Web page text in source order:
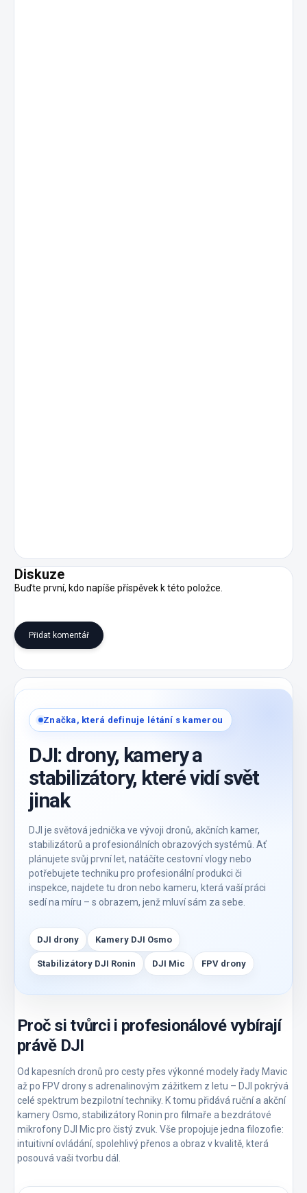
Diskuze
Buďte první, kdo napíše příspěvek k této položce.
Přidat komentář
Značka, která definuje létání s kamerou
DJI: drony, kamery a
stabilizátory, které vidí svět
jinak
DJI je světová jednička ve vývoji dronů, akčních kamer,
stabilizátorů a profesionálních obrazových systémů. Ať
plánujete svůj první let, natáčíte cestovní vlogy nebo
potřebujete techniku pro profesionální produkci či
inspekce, najdete tu dron nebo kameru, která vaší práci
sedí na míru – s obrazem, jenž mluví sám za sebe.
DJI drony Kamery DJI Osmo
Stabilizátory DJI Ronin DJI Mic FPV drony
Proč si tvůrci i profesionálové vybírají
právě DJI
Od kapesních dronů pro cesty přes výkonné modely řady Mavic
až po FPV drony s adrenalinovým zážitkem z letu – DJI pokrývá
celé spektrum bezpilotní techniky. K tomu přidává ruční a akční
kamery Osmo, stabilizátory Ronin pro filmaře a bezdrátové
mikrofony DJI Mic pro čistý zvuk. Vše propojuje jedna filozofie:
intuitivní ovládání, spolehlivý přenos a obraz v kvalitě, která
posouvá vaši tvorbu dál.